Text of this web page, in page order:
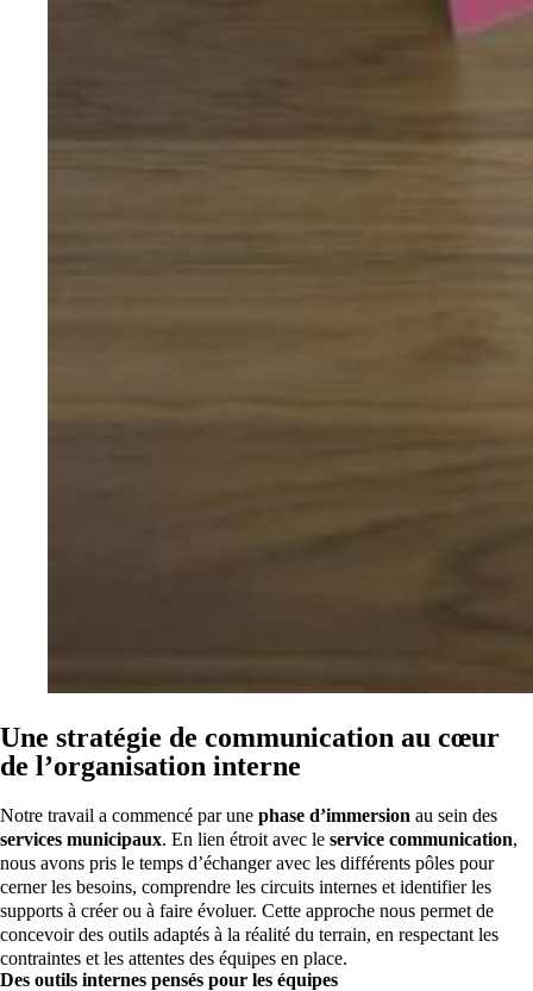
Une stratégie de communication au cœur
de l’organisation interne
Notre travail a commencé par une phase d’immersion au sein des
services municipaux. En lien étroit avec le service communication,
nous avons pris le temps d’échanger avec les différents pôles pour
cerner les besoins, comprendre les circuits internes et identifier les
supports à créer ou à faire évoluer. Cette approche nous permet de
concevoir des outils adaptés à la réalité du terrain, en respectant les
contraintes et les attentes des équipes en place.
Des outils internes pensés pour les équipes